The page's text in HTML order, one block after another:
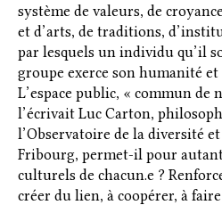
système de valeurs, de
et d’arts, de traditions,
par lesquels un individu qu’il
groupe exerce son humanité
L’espace public, « commun de
l’écrivait Luc Carton,
l’Observatoire de la diversité
Fribourg, permet-il pour
culturels de chacun.e ?
créer du lien, à coopérer, à